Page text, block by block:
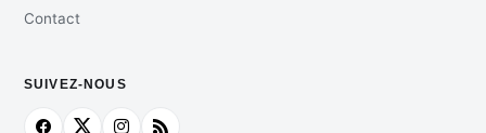
Contact
SUIVEZ-NOUS